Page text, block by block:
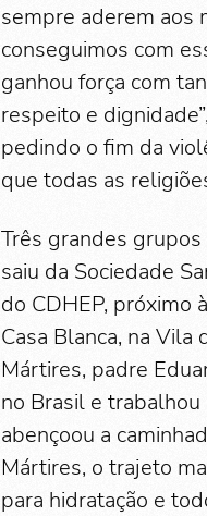
sempre aderem aos
conseguimos com
ganhou força com
respeito e
pedindo o fim da
que todas as
Três grandes
saiu da Sociedade
do CDHEP, próximo
Casa Blanca, na
Mártires, padre
no Brasil e
abençoou a
Mártires, o trajeto
para hidratação e